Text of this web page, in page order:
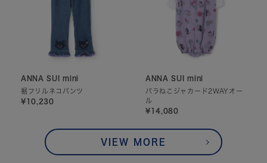
ANNA SUI mini
裾フリルネコパンツ
¥10,230
ANNA SUI mini
バラねこジャカード2WAYオー
ル
¥14,080
VIEW MORE